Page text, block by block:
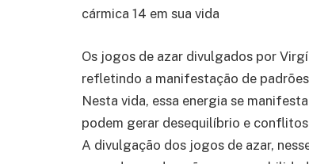
cármica 14 em sua vida
Os jogos de azar divulgados por
refletindo a manifestação de
Nesta vida, essa energia se
podem gerar desequilíbrio e
A divulgação dos jogos de azar,